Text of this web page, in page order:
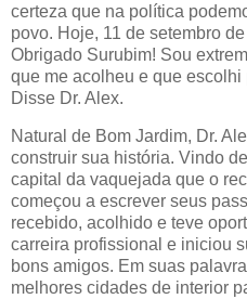
certeza que na política
povo. Hoje, 11 de setembro
Obrigado Surubim! Sou
que me acolheu e que escolhi
Disse Dr. Alex.
Natural de Bom Jardim, Dr.
construir sua história. Vindo
capital da vaquejada que o
começou a escrever seus
recebido, acolhido e teve
carreira profissional e iniciou
bons amigos. Em suas
melhores cidades de interior